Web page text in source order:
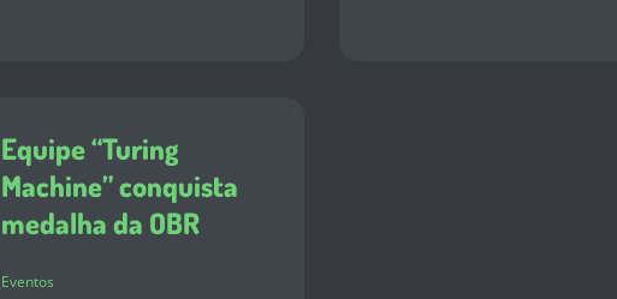
Equipe “Turing
Machine” conquista
medalha da OBR
Eventos